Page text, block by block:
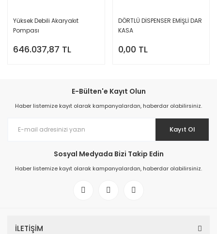
Yüksek Debili Akaryakıt
Pompası
646.037,87 TL
DÖRTLÜ DİSPENSER EMİŞLİ DAR
KASA
0,00 TL
E-Bülten'e Kayıt Olun
Haber listemize kayıt olarak kampanyalardan, haberdar olabilirsiniz.
Kayıt Ol
Sosyal Medyada Bizi Takip Edin
Haber listemize kayıt olarak kampanyalardan, haberdar olabilirsiniz.
İLETİŞİM